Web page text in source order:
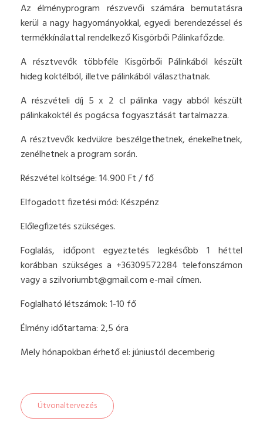
Az élményprogram részvevői számára bemutatásra
kerül a nagy hagyományokkal, egyedi berendezéssel és
termékkínálattal rendelkező Kisgörbői Pálinkafőzde.
A résztvevők többféle Kisgörbői Pálinkából készült
hideg koktélból, illetve pálinkából választhatnak.
A részvételi díj 5 x 2 cl pálinka vagy abból készült
pálinkakoktél és pogácsa fogyasztását tartalmazza.
A résztvevők kedvükre beszélgethetnek, énekelhetnek,
zenélhetnek a program során.
Részvétel költsége: 14.900 Ft / fő
Elfogadott fizetési mód: Készpénz
Előlegfizetés szükséges.
Foglalás, időpont egyeztetés legkésőbb 1 héttel
korábban szükséges a +36309572284 telefonszámon
vagy aszilvoriumbt@gmail.come-mail címen.
Foglalható létszámok: 1-10 fő
Élmény időtartama: 2,5 óra
Mely hónapokban érhető el: júniustól decemberig
Útvonaltervezés